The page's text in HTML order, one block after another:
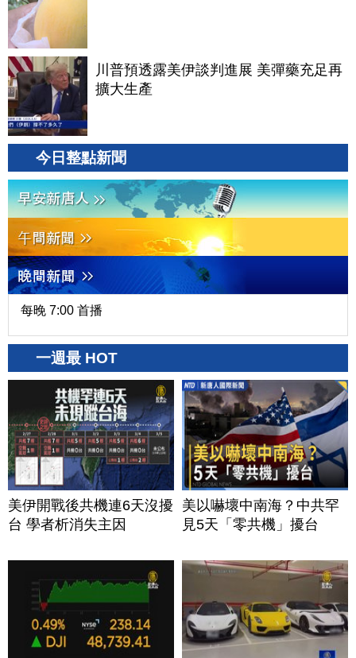
川普預透露美伊談判進展 美彈藥充足再
擴大生產
今日整點新聞
每晚 7:00 首播
一週最 HOT
美伊開戰後共機連6天沒擾
台 學者析消失主因
美以嚇壞中南海？中共罕
見5天「零共機」擾台